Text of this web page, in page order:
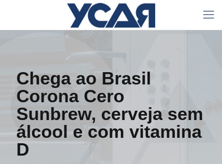
Chega ao Brasil
Corona Cero
Sunbrew, cerveja sem
álcool e com vitamina
D